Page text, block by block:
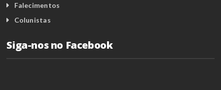
Falecimentos
Colunistas
Siga-nos no Facebook